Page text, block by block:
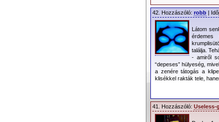
42. Hozzászóló: robb |
Látom
találja.
- amiről
“depeses” hülyeség,
a zenére tátogás a
klisékkel rakták tele,
41. Hozzászóló: Useless-